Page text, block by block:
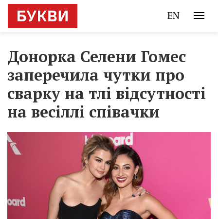
EN
Донорка Селени Гомес
заперечила чутки про
сварку на тлі відсутності
на весіллі співачки